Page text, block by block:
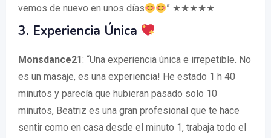
vemos de nuevo en unos días
” ★★★★★
3. Experiencia Única
Monsdance21: “Una experiencia única e irrepetible. No
es un masaje, es una experiencia! He estado 1 h 40
minutos y parecía que hubieran pasado solo 10
minutos, Beatriz es una gran profesional que te hace
sentir como en casa desde el minuto 1, trabaja todo el